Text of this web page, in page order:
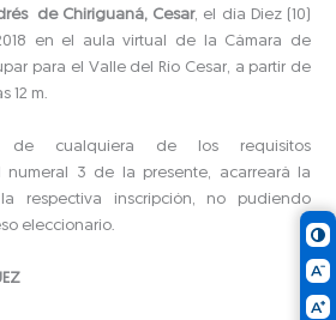
de Chiriguaná, Cesar, el día Diez (10)
en el aula virtual de la Cámara de
para el Valle del Río Cesar, a partir de
12 m.
de cualquiera de los requisitos
numeral 3 de la presente, acarreará la
respectiva inscripción, no pudiendo
eleccionario.